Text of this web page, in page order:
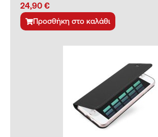
24,90 €
Προσθήκη στο καλάθι